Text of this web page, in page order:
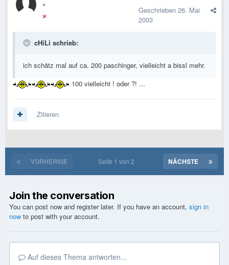
^ Geschrieben 26. Mai
2003
cHiLi schrieb:
ich schätz mal auf ca. 200 paschinger, vielleicht a bissl mehr.
100 vielleicht ! oder ?! ...
Zitieren
VORHERIGE NÄCHSTE
Seite 1 von 2
Join the conversation
You can post now and register later. If you have an account, sign in
now to post with your account.
Auf dieses Thema antworten...